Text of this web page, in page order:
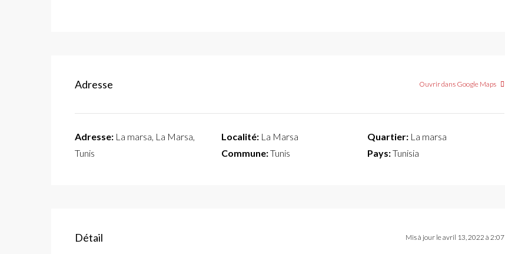
Adresse Ouvrir dans Google Maps
Adresse: La marsa, La Marsa,
Tunis
Localité:La Marsa
Commune:Tunis
Quartier: La marsa
Pays:Tunisia
Détail Mis à jour le avril 13, 2022 à 2:07